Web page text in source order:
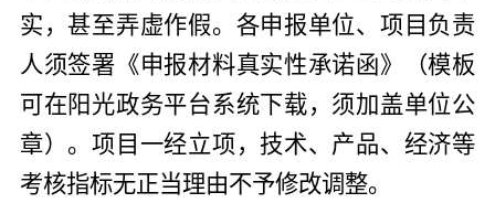
实，甚至弄虚作假。各申报单位、项目负责
人须签署《申报材料真实性承诺函》（模板
可在阳光政务平台系统下载，须加盖单位公
章）。项目一经立项，技术、产品、经济等
考核指标无正当理由不予修改调整。